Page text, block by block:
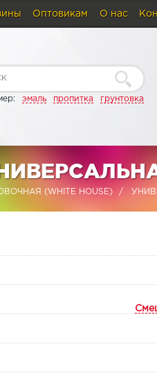
Оптовикам О нас
эмаль пропитка грунтовка
(WHITE HOUSE)